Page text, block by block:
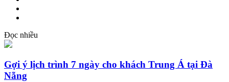
Đọc nhiều
Gợi ý lịch trình 7 ngày cho khách Trung Á tại Đà
Nẵng